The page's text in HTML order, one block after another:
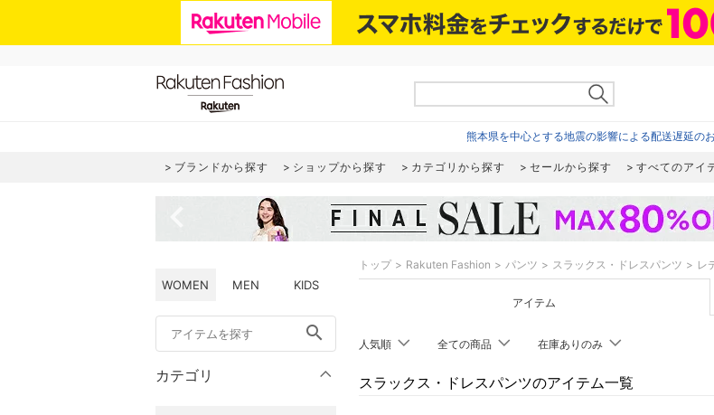
熊本県を中心とする地震の影響による配送遅延の
ブランドから探す ショップから探す カテゴリから探す セールから探す すべてのアイ
WOMEN MEN KIDS
search
カテゴリ
トップ Rakuten Fashion パンツ スラックス・ドレスパンツ レ
アイテム
人気順 全ての商品 在庫ありのみ
スラックス・ドレスパンツのアイテム一覧